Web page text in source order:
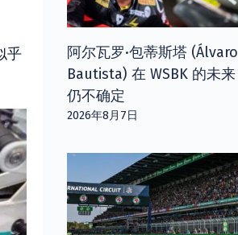
乎
阿尔瓦罗·包蒂斯塔 (Álvaro
Bautista) 在 WSBK 的未来
仍不确定
2026年8月7日